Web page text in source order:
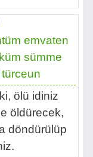
emvaten
sümme
ölü idiniz
öldürecek,
döndürülüp